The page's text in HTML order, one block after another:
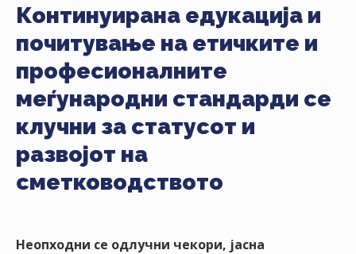
НАСТАНИ
КОНТАКТ
НАЈАВА
ЗА
ЧЛЕНОВИ
АЖУРИРАЈ
Континуирана едукација и
почитување на етичките и
професионалните
меѓународни стандарди се
клучни за статусот и
развојот на
сметководството
Неопходни се одлучни чекори, јасна